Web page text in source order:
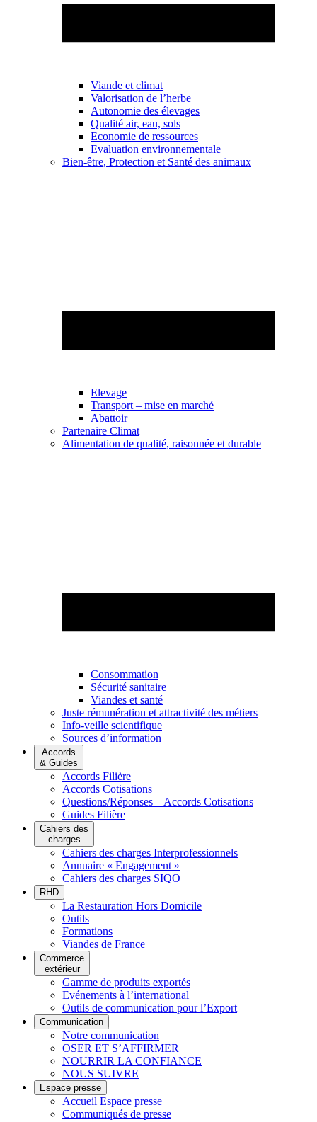
Viande et climat
Valorisation de l’herbe
Autonomie des élevages
Qualité air, eau, sols
Economie de ressources
Evaluation environnementale
Bien-être, Protection et Santé des animaux
Elevage
Transport – mise en marché
Abattoir
Partenaire Climat
Alimentation de qualité, raisonnée et durable
Consommation
Sécurité sanitaire
Viandes et santé
Juste rémunération et attractivité des métiers
Info-veille scientifique
Sources d’information
Accords
& Guides
Accords Filière
Accords Cotisations
Questions/Réponses – Accords Cotisations
Guides Filière
Cahiers des
charges
Cahiers des charges Interprofessionnels
Annuaire « Engagement »
Cahiers des charges SIQO
RHD
La Restauration Hors Domicile
Outils
Formations
Viandes de France
Commerce
extérieur
Gamme de produits exportés
Evénements à l’international
Outils de communication pour l’Export
Communication
Notre communication
OSER ET S’AFFIRMER
NOURRIR LA CONFIANCE
NOUS SUIVRE
Espace presse
Accueil Espace presse
Communiqués de presse